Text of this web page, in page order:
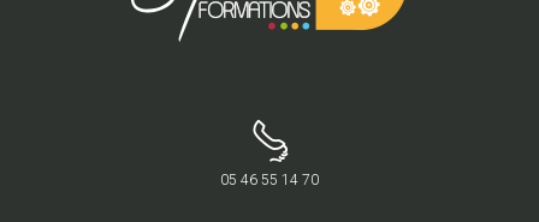
05 46 55 14 70